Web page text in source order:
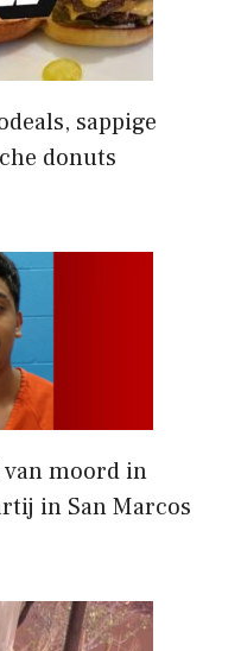
sappige
donuts
van moord in
in San Marcos